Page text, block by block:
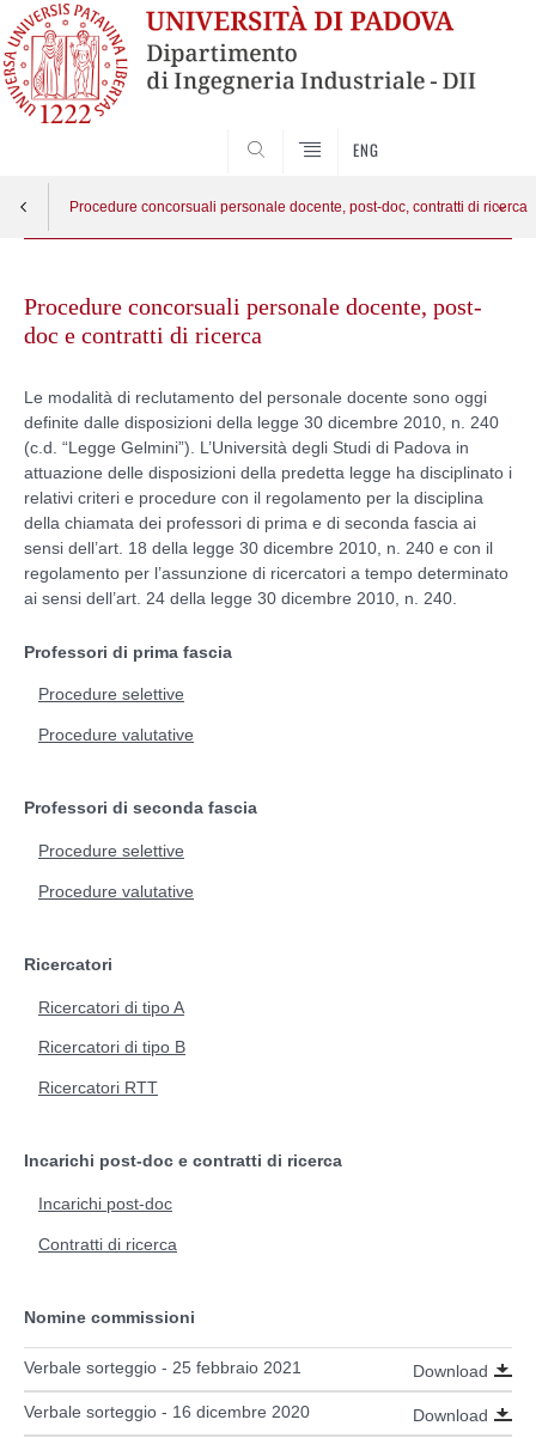
ENG
Procedure concorsuali personale docente, post-doc, contratti di ricerca
Procedure valutative prima fascia
Procedure selettive seconda fascia
Procedure valutative seconda fascia
Ricercatori di tipo A
Ricercatori di tipo B
Ricercatori RTT
contentProcedure concorsuali personale docente, post-
doc e contratti di ricerca
Le modalità di reclutamento del personale docente sono oggi
definite dalle disposizioni della legge 30 dicembre 2010, n. 240
(c.d. “Legge Gelmini”). L’Università degli Studi di Padova in
attuazione delle disposizioni della predetta legge ha disciplinato i
relativi criteri e procedure con il regolamento per la disciplina
della chiamata dei professori di prima e di seconda fascia ai
sensi dell’art. 18 della legge 30 dicembre 2010, n. 240 e con il
regolamento per l’assunzione di ricercatori a tempo determinato
ai sensi dell’art. 24 della legge 30 dicembre 2010, n. 240.
Professori di prima fascia
Procedure selettive
Procedure valutative
Professori di seconda fascia
Procedure selettive
Procedure valutative
Ricercatori
Ricercatori di tipo A
Ricercatori di tipo B
Ricercatori RTT
Incarichi post-doc e contratti di ricerca
Incarichi post-doc
Contratti di ricerca
Nomine commissioni
Verbale sorteggio - 25 febbraio 2021 Download
Verbale sorteggio - 16 dicembre 2020 Download